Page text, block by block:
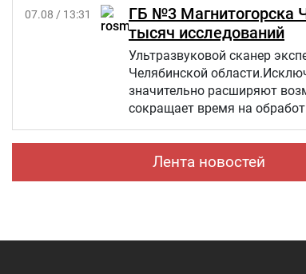
07.08 / 13:31
ГБ №3 Магнитогорска
тысяч исследований
Ультразвуковой сканер
Челябинской
значительно расширяют
сокращает время на
Лента новостей